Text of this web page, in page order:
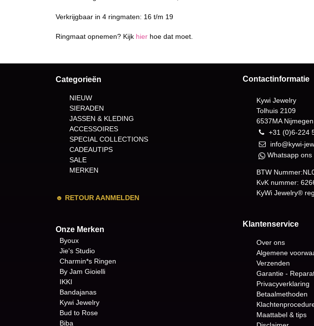
Verkrijgbaar in 4 ringmaten: 16 t/m 19
Ringmaat opnemen? Kijk hierhoe dat moet.
Categorieën
NIEUW
SIERADEN
JASSEN & KLEDING
ACCESSOIRES
SPECIAL COLLECTIONS
CADEAUTIPS
SALE
MERKEN
☻ RETOUR AANMELDEN
Onze Merken
Byoux
Jie's Studio
Charmin*s Ringen
By Jam Gioielli
IKKI
Bandajanas
Kywi Jewelry
Bud to Rose
Biba
Contactinformatie
Kywi Jewelry
Tolhuis 2109
6537MA Nijmegen
+31 (0)6-224
info@kywi-
Whatsapp ons
BTW
KvK nummer:
KyWi Jewelry®
Klantenservice
Over ons
Algemene
Verzenden
Garantie -
Privacyverklaring
Betaalmethoden
Maattabel & tips